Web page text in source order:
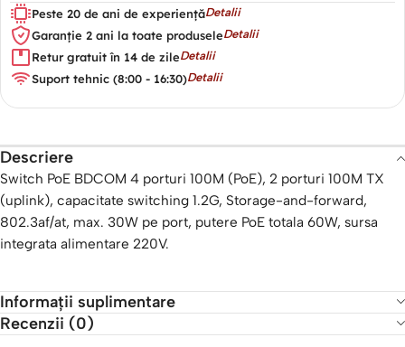
Peste 20 de ani de experiențăDetalii
Garanție 2 ani la toate produseleDetalii
Retur gratuit în 14 de zileDetalii
Suport tehnic (8:00 - 16:30)Detalii
Descriere
Switch PoE BDCOM 4 porturi 100M (PoE), 2 porturi 100M TX
(uplink), capacitate switching 1.2G, Storage-and-forward,
802.3af/at, max. 30W pe port, putere PoE totala 60W, sursa
integrata alimentare 220V.
Informații suplimentare
Recenzii (0)